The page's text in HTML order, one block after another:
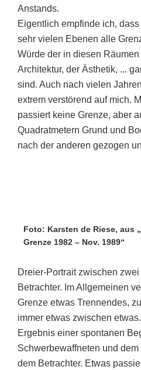
Anstands.
Eigentlich empfinde ich,
sehr vielen Ebenen alle
Würde der in diesen
Architektur, der Ästhetik, ...
sind. Auch nach vielen
extrem verstörend auf mich.
passiert keine Grenze, aber
Quadratmetern Grund und
nach der anderen gezogen
Foto: Karsten de Riese, aus
Grenze 1982 – Nov. 1989“
Dreier-Portrait zwischen
Betrachter. Im Allgemeinen
Grenze etwas Trennendes,
immer etwas zwischen
Ergebnis einer spontanen
Schwerbewaffneten und
dem Betrachter. Etwas